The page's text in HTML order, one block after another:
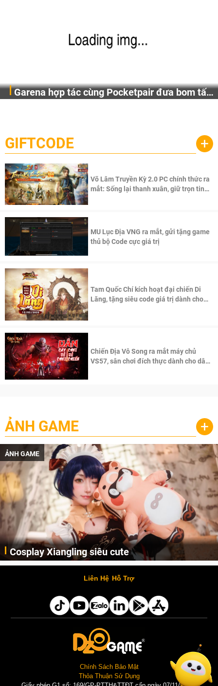
Garena hợp tác cùng Pocketpair đưa bom tấn
cầu, theo giấy phép chính thức từ công ty game Nhật Bản
Pocketpair, Inc.
GIFTCODE +
Võ Lâm Truyền Kỳ 2.0 PC chính thức ra
mắt: Sống lại thanh xuân, giữ trọn tinh
MU Lục Địa VNG ra mắt, gửi tặng game
thủ bộ Code cực giá trị
Tam Quốc Chí kích hoạt đại chiến Di
Lăng, tặng siêu code giá trị dành cho
Chiến Địa Vô Song ra mắt máy chủ
VS57, sân chơi đích thực dành cho dân
ẢNH GAME +
ẢNH GAME
Cosplay Xiangling siêu cute
Cùng thưởng thức những hình ảnh cosplay Xiangling trong Genshin Impact siêu dễ thương của người dùng Weibo "阿包也是兔娘"
Liên Hệ Hỗ Trợ
Chính Sách Bảo Mật
Thỏa Thuận Sử Dụng